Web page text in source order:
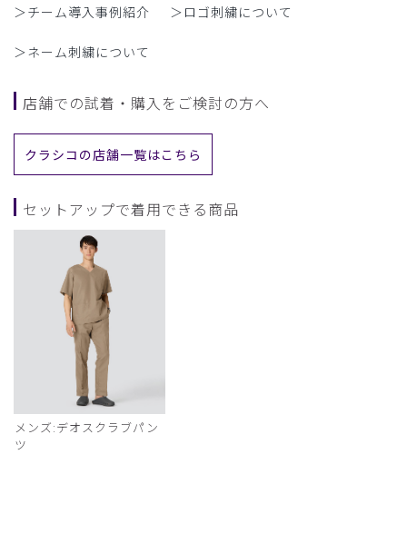
＞チーム導入事例紹介 ＞ロゴ刺繍について
＞ネーム刺繍について
店舗での試着・購入をご検討の方へ
クラシコの店舗一覧はこちら
セットアップで着用できる商品
メンズ:デオスクラブパン
ツ